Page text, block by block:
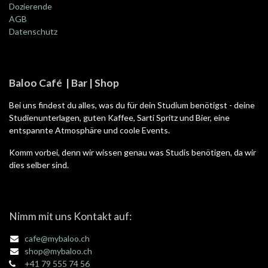
Dozierende
AGB
Datenschutz
Baloo Café | Bar | Shop
Bei uns findest du alles, was du für dein Studium benötigst - deine
Studienunterlagen, guten Kaffee, Sarti Spritz und Bier, eine
entspannte Atmosphäre und coole Events.
Komm vorbei, denn wir wissen genau was Studis benötigen, da wir
dies selber sind.
Nimm mit uns Kontakt auf:
cafe@mybaloo.ch
shop@mybaloo.ch
+41 79 555 74 56